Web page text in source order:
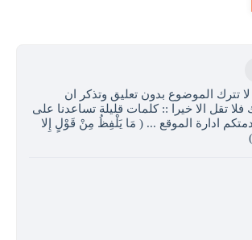
تترك الموضوع بدون تعليق وتذكر ان
تقل الا خيرا :: كلمات قليلة تساعدنا على
ادارة الموقع ... ( مَا يَلْفِظُ مِنْ قَوْلٍ إِلا